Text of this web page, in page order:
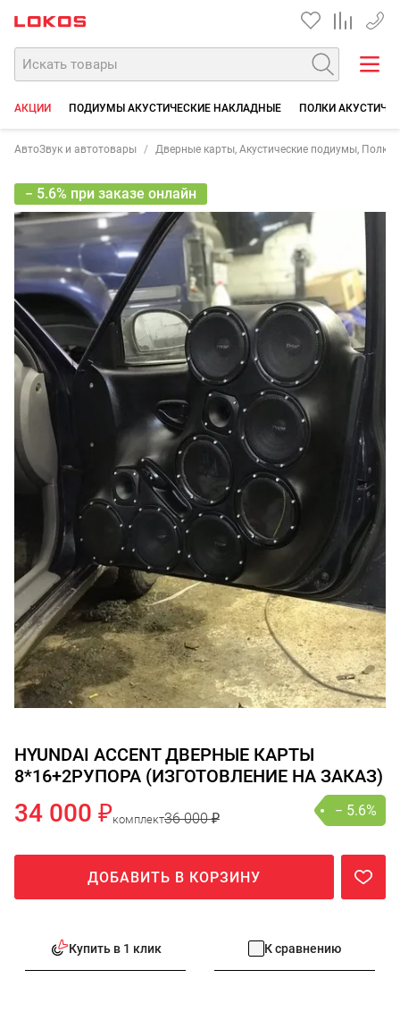
+7
АКЦИИ ПОДИУМЫ АКУСТИЧЕСКИЕ НАКЛАДНЫЕ ПОЛКИ
АвтоЗвук и автотовары Дверные карты, Акустические подиумы, Полки
− 5.6% при заказе онлайн
HYUNDAI ACCENT ДВЕРНЫЕ КАРТЫ
8*16+2РУПОРА (ИЗГОТОВЛЕНИЕ НА ЗАКАЗ)
34 000 ₽комплект36 000 ₽ − 5.6%
ДОБАВИТЬ В КОРЗИНУ
Купить в 1 клик К сравнению